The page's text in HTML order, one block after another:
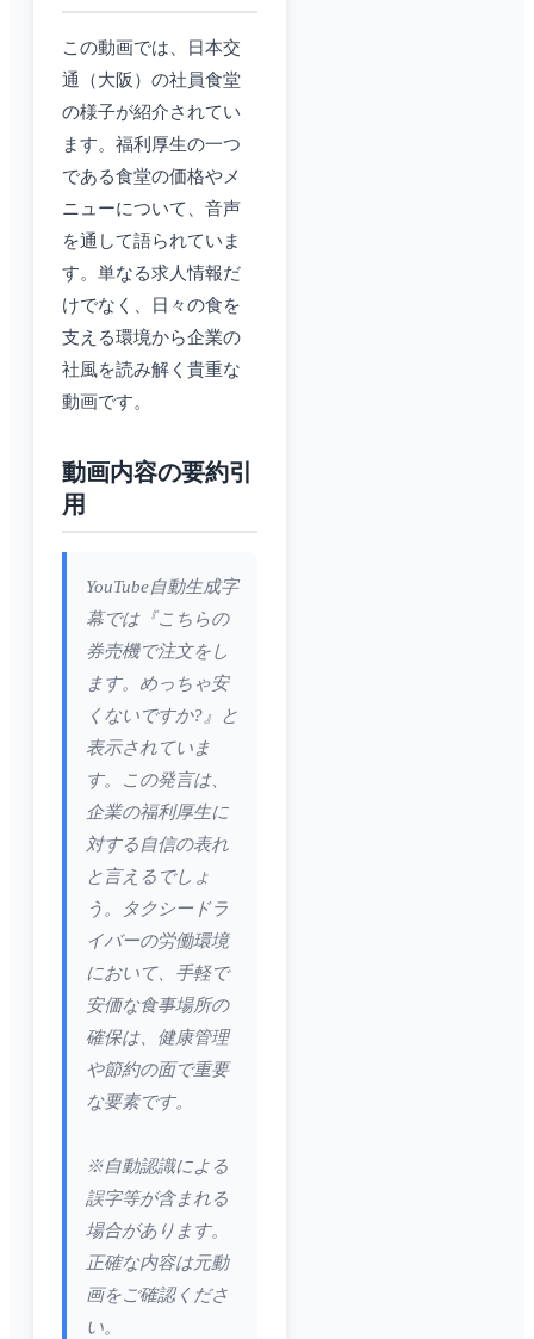
この動画では、日本交
通（大阪）の社員食堂
の様子が紹介されてい
ます。福利厚生の一つ
である食堂の価格やメ
ニューについて、音声
を通して語られていま
す。単なる求人情報だ
けでなく、日々の食を
支える環境から企業の
社風を読み解く貴重な
動画です。
動画内容の要約引
用
YouTube自動生成字
幕では『こちらの
券売機で注文をし
ます。めっちゃ安
くないですか?』と
表示されていま
す。この発言は、
企業の福利厚生に
対する自信の表れ
と言えるでしょ
う。タクシードラ
イバーの労働環境
において、手軽で
安価な食事場所の
確保は、健康管理
や節約の面で重要
な要素です。
※自動認識による
誤字等が含まれる
場合があります。
正確な内容は元動
画をご確認くださ
い。